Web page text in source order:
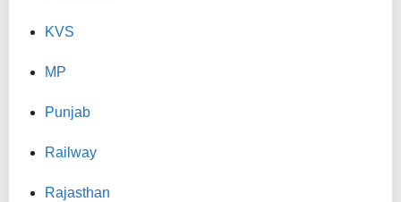
KVS
MP
Punjab
Railway
Rajasthan